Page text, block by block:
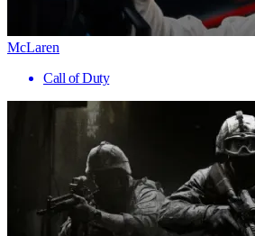
McLaren
Call of Duty